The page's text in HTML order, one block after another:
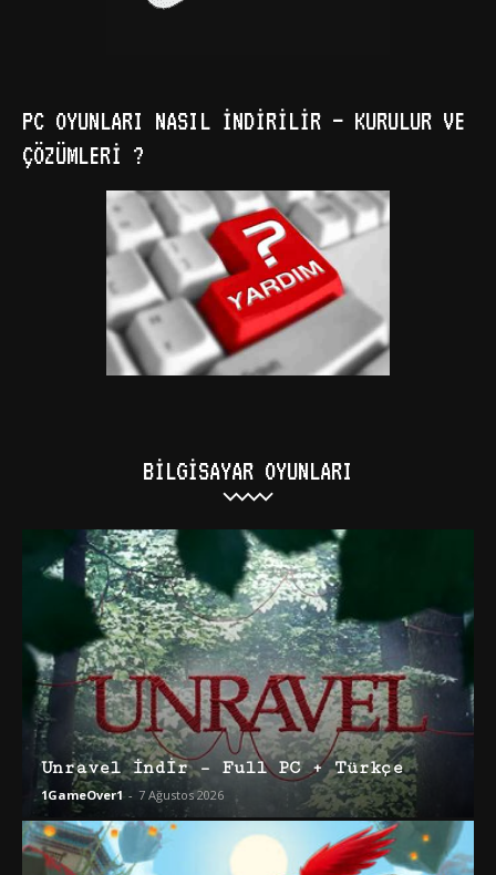
PC OYUNLARI NASIL İNDIRILIR – KURULUR VE
ÇÖZÜMLERI ?
BILGISAYAR OYUNLARI
Unravel İndir – Full PC + Türkçe
1GameOver1 - 7 Ağustos 2026